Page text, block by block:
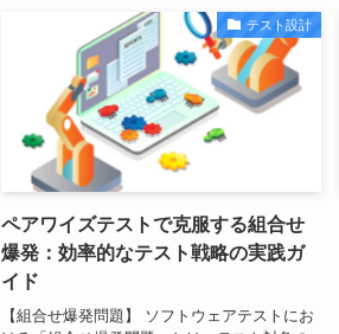
テスト設計
ペアワイズテストで克服する組合せ
爆発：効率的なテスト戦略の実践ガ
イド
【組合せ爆発問題】 ソフトウェアテストにお